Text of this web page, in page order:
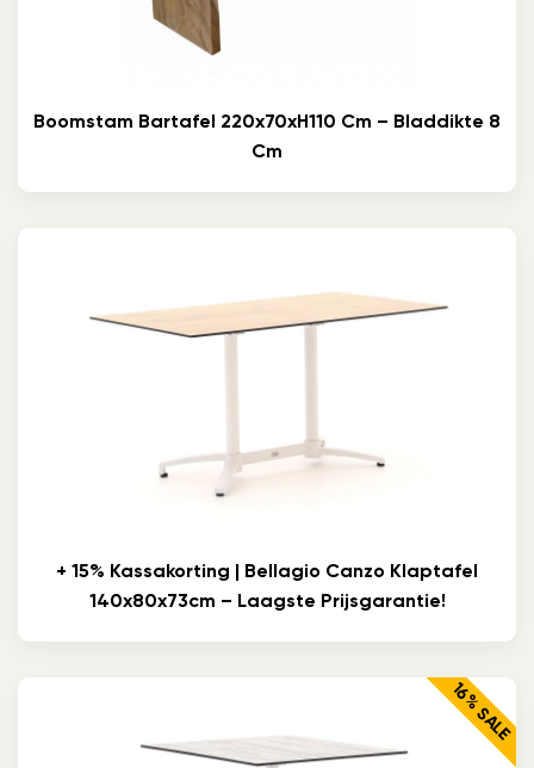
Boomstam Bartafel 220x70xH110 Cm – Bladdikte 8
Cm
+ 15% Kassakorting | Bellagio Canzo Klaptafel
140x80x73cm – Laagste Prijsgarantie!
16% SALE